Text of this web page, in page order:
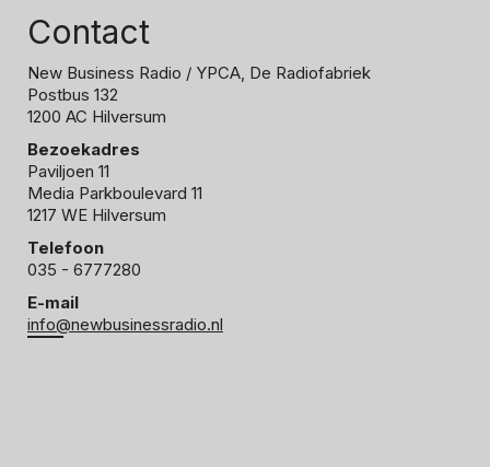
Contact
New Business Radio / YPCA, De Radiofabriek
Postbus 132
1200 AC Hilversum
Bezoekadres
Paviljoen 11
Media Parkboulevard 11
1217 WE Hilversum
Telefoon
035 - 6777280
E-mail
info@newbusinessradio.nl